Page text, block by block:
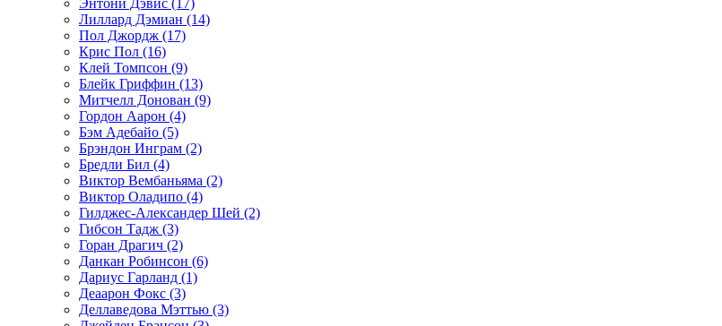
Лиллард Дэмиан (14)
Пол Джордж (17)
Крис Пол (16)
Клей Томпсон (9)
Блейк Гриффин (13)
Митчелл Донован (9)
Гордон Аарон (4)
Бэм Адебайо (5)
Брэндон Инграм (2)
Бредли Бил (4)
Виктор Вембаньяма (2)
Виктор Оладипо (4)
Гилджес-Александер Шей (2)
Гибсон Тадж (3)
Горан Драгич (2)
Данкан Робинсон (6)
Дариус Гарланд (1)
Деаарон Фокс (3)
Деллаведова Мэттью (3)